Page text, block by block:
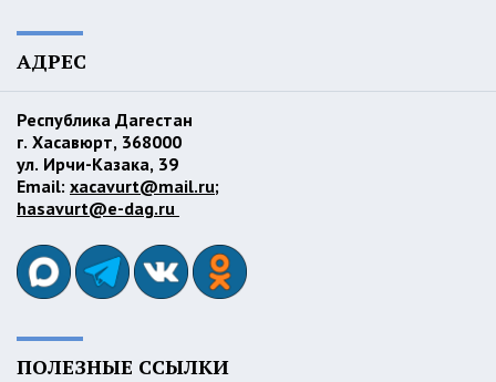
АДРЕС
Республика Дагестан
г. Хасавюрт, 368000
ул. Ирчи-Казака, 39
Email: xacavurt@mail.ru;
hasavurt@e-dag.ru
ПОЛЕЗНЫЕ ССЫЛКИ